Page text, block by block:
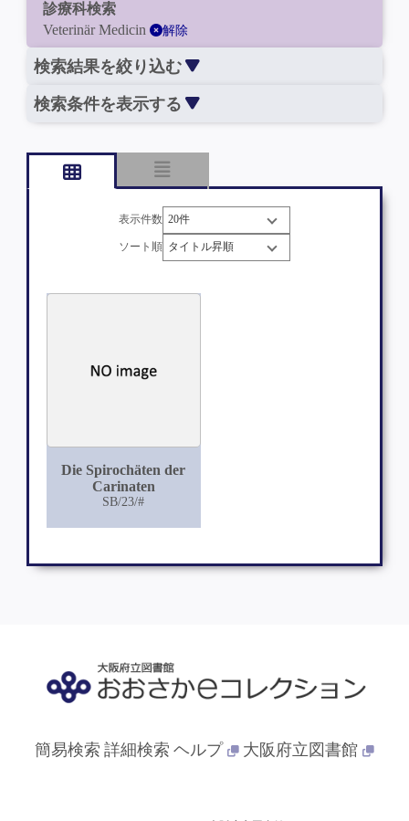
診療科検索
Veterinär Medicin
解除
検索結果を絞り込む
検索条件を表示する
表示件数
ソート順
Die Spirochäten der
Carinaten
SB/23/#
簡易検索 詳細検索 ヘルプ 大阪府立図書館